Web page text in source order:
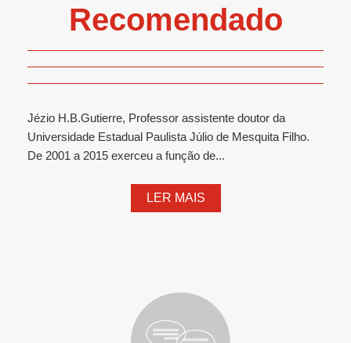
Recomendado
Jézio H.B.Gutierre, Professor assistente doutor da
Universidade Estadual Paulista Júlio de Mesquita Filho.
De 2001 a 2015 exerceu a função de...
LER MAIS